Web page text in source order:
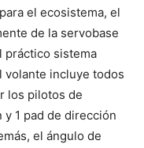
el ecosistema, el
de la servobase
práctico sistema
volante incluye todos
los pilotos de
1 pad de dirección
el ángulo de